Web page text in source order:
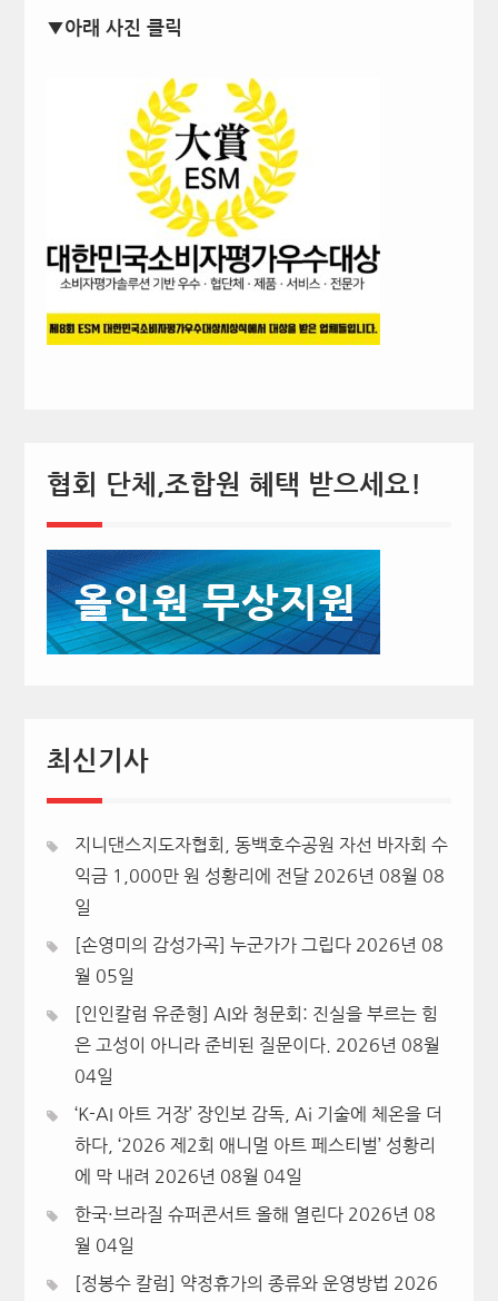
▼아래 사진 클릭
협회 단체,조합원 혜택 받으세요!
최신기사
지니댄스지도자협회, 동백호수공원 자선 바자회 수
익금 1,000만 원 성황리에 전달 2026년 08월 08
일
[손영미의 감성가곡] 누군가가 그립다 2026년 08
월 05일
[인인칼럼 유준형] AI와 청문회: 진실을 부르는 힘
은 고성이 아니라 준비된 질문이다.
2026년 08월
04일
‘K-AI 아트 거장’ 장인보 감독, Ai 기술에 체온을 더
하다, ‘2026 제2회 애니멀 아트 페스티벌’ 성황리
에 막 내려 2026년 08월 04일
한국·브라질 슈퍼콘서트 올해 열린다 2026년 08
월 04일
[정봉수 칼럼] 약정휴가의 종류와 운영방법 2026